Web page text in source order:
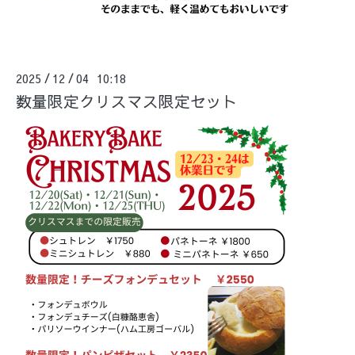
2025 / 12 /04 10:18
数量限定クリスマス限定セット